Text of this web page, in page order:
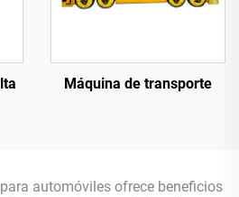
Máquina de transporte
automóviles ofrece beneficios